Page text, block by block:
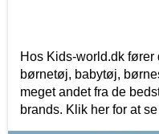
Hos Kids-world.dk
børnetøj, babytøj,
meget andet fra de
brands. Klik her for at